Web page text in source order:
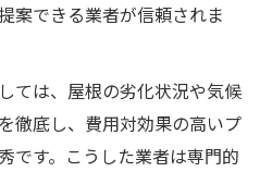
案できる業者が信頼されま
ては、屋根の劣化状況や気候
徹底し、費用対効果の高いプ
です。こうした業者は専門的